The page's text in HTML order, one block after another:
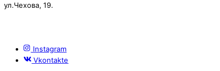
ул.Чехова, 19.
Instagram
Vkontakte